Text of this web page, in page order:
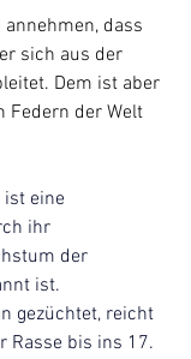
dass
sich aus der
Dem ist aber
Federn der Welt
ist eine
ihr
der
ist.
gezüchtet, reicht
Rasse bis ins 17.